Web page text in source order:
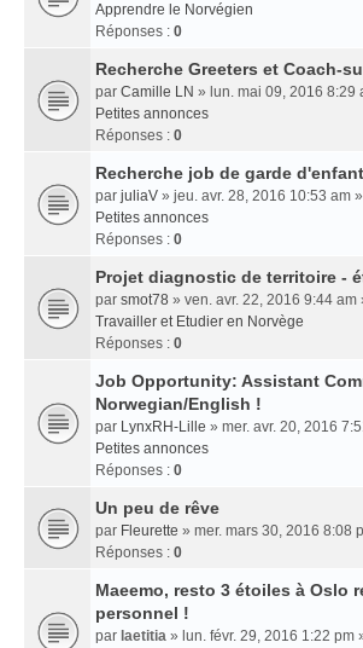
Apprendre le Norvégien
Réponses : 0
Recherche Greeters et Coach-
par Camille LN » lun. mai 09, 2016 8:29
Petites annonces
Réponses : 0
Recherche job de garde
par juliaV » jeu. avr. 28, 2016 10:53 am
Petites annonces
Réponses : 0
Projet diagnostic de territoire -
par smot78 » ven. avr. 22, 2016 9:44 am
Travailler et Etudier en Norvège
Réponses : 0
Job Opportunity: Assistant
Norwegian/English !
par LynxRH-Lille » mer. avr. 20, 2016
Petites annonces
Réponses : 0
Un peu de rêve
par Fleurette » mer. mars 30, 2016 8:08
Réponses : 0
Maeemo, resto 3 étoiles à Oslo
personnel !
par laetitia » lun. févr. 29, 2016 1:22 pm